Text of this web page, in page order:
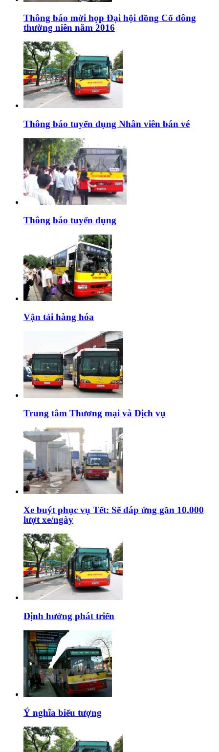
Thông báo mời họp Đại hội đồng Cổ đông
thường niên năm 2016
Thông báo tuyển dụng Nhân viên bán vé
Thông báo tuyển dụng
Vận tải hàng hóa
Trung tâm Thương mại và Dịch vụ
Xe buýt phục vụ Tết: Sẽ đáp ứng gần 10.000
lượt xe/ngày
Định hướng phát triển
Ý nghĩa biểu tượng